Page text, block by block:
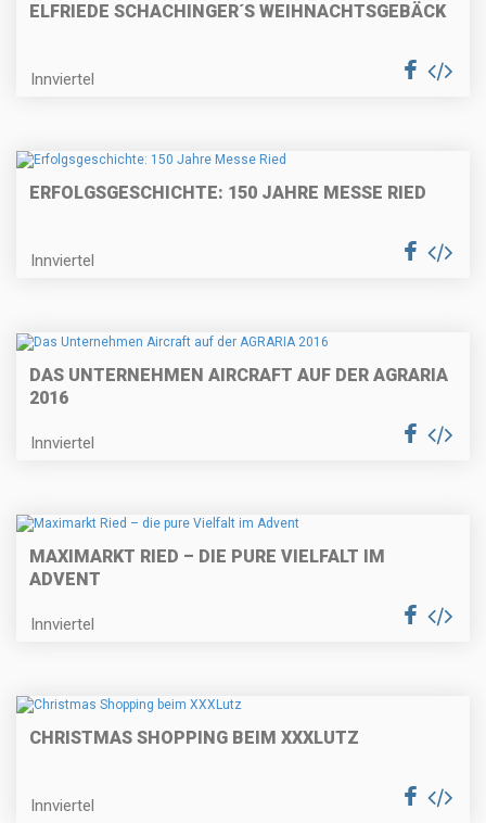
ELFRIEDE SCHACHINGER´S WEIHNACHTSGEBÄCK
Innviertel
ERFOLGSGESCHICHTE: 150 JAHRE MESSE RIED
Innviertel
DAS UNTERNEHMEN AIRCRAFT AUF DER AGRARIA
2016
Innviertel
MAXIMARKT RIED – DIE PURE VIELFALT IM
ADVENT
Innviertel
CHRISTMAS SHOPPING BEIM XXXLUTZ
Innviertel